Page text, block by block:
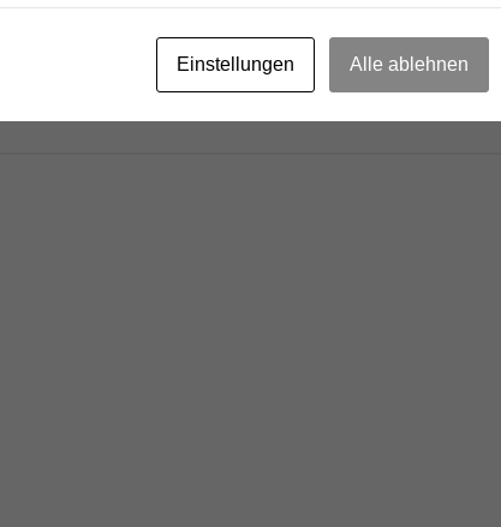
Hoher Peissenberg, DBØTTB 10m
29,610 MHz FM, Echolink wieder
Einstellungen Alle ablehnen